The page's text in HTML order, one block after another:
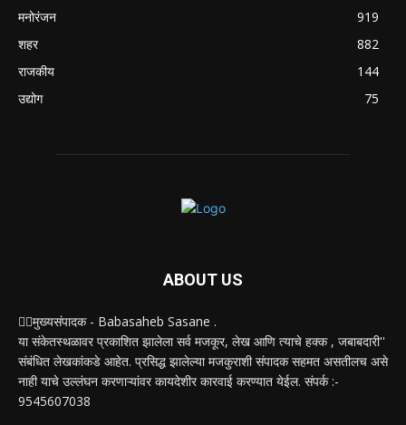
मनोरंजन
919
शहर
882
राजकीय
144
उद्योग
75
ABOUT US
✍🏻मुख्यसंपादक - Babasaheb Sasane .
या संकेतस्थळावर प्रकाशित झालेला सर्व मजकूर, लेख आणि त्याचे हक्क , जबाबदारी''
संबंधित लेखकांकडे आहेत. प्रसिद्ध झालेल्या मजकुराशी संपादक सहमत असतीलच असे
नाही याचे उल्लंघन करणाऱ्यांवर कायदेशीर कारवाई करण्यात येईल. संपर्क :-
9545607038